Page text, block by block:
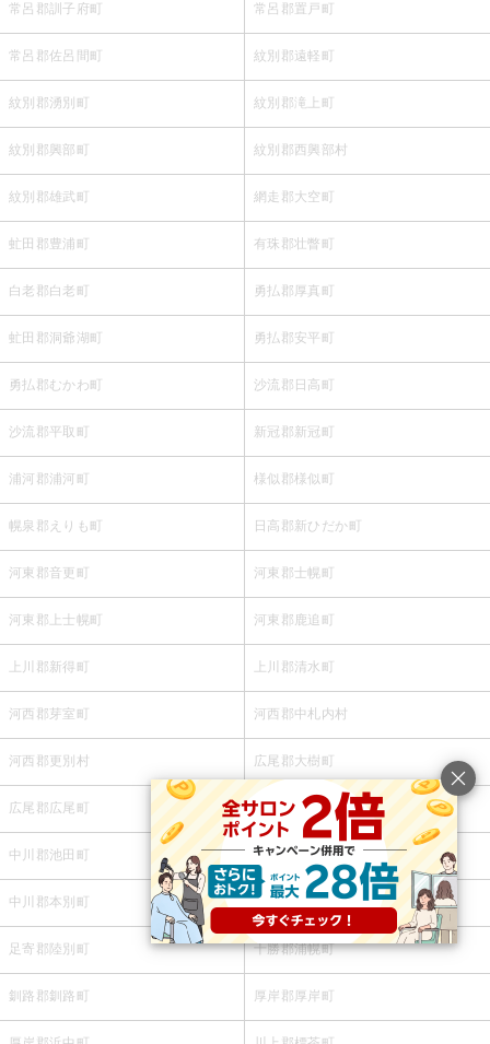
常呂郡訓子府町 常呂郡置戸町
常呂郡佐呂間町 紋別郡遠軽町
紋別郡湧別町 紋別郡滝上町
紋別郡興部町 紋別郡西興部村
紋別郡雄武町 網走郡大空町
虻田郡豊浦町 有珠郡壮瞥町
白老郡白老町 勇払郡厚真町
虻田郡洞爺湖町 勇払郡安平町
勇払郡むかわ町 沙流郡日高町
沙流郡平取町 新冠郡新冠町
浦河郡浦河町 様似郡様似町
幌泉郡えりも町 日高郡新ひだか町
河東郡音更町 河東郡士幌町
河東郡上士幌町 河東郡鹿追町
上川郡新得町 上川郡清水町
河西郡芽室町 河西郡中札内村
河西郡更別村 広尾郡大樹町
広尾郡広尾町 中川郡幕別町
中川郡池田町 中川郡豊頃町
中川郡本別町 足寄郡足寄町
足寄郡陸別町 十勝郡浦幌町
釧路郡釧路町 厚岸郡厚岸町